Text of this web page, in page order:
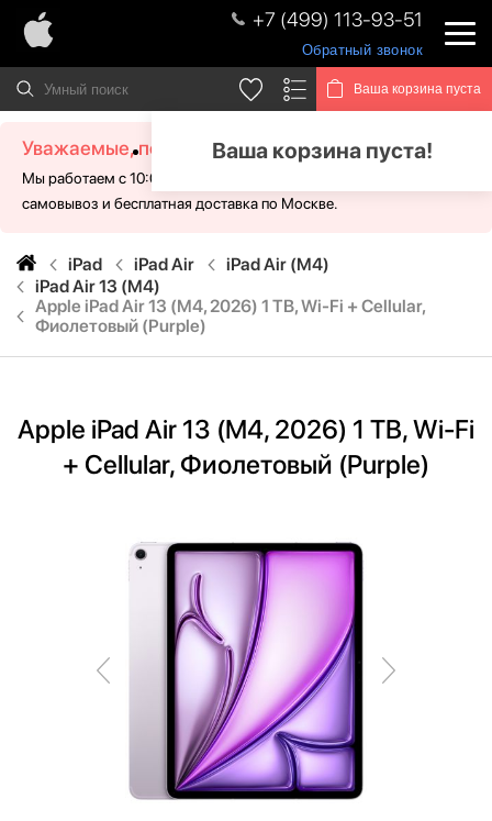
+7 (499) 113-93-51
Обратный звонок
Ваша корзина пуста
Ваша корзина пуста!
Уважаемые, посетители!
Мы работаем с 10:00 - 21:00 без выходных. Для Вас доступен
самовывоз и бесплатная доставка по Москве.
iPad iPad Air
iPad Air (M4)
iPad Air 13 (M4)
Apple iPad Air 13 (M4, 2026) 1 TB, Wi-Fi + Cellular,
Фиолетовый (Purple)
Apple iPad Air 13 (M4, 2026) 1 TB, Wi-Fi
+ Cellular, Фиолетовый (Purple)